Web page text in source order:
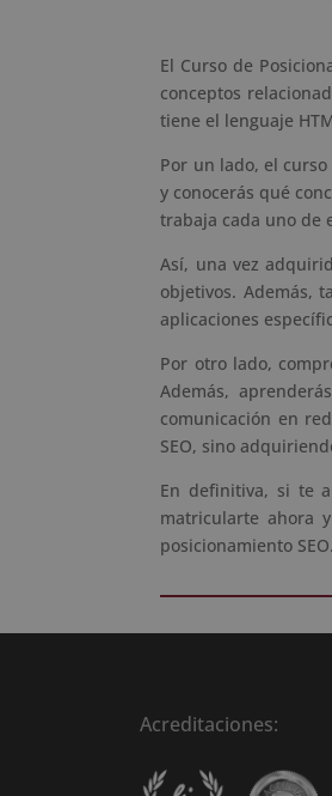
El Curso de
conceptos
tiene el lenguaje
Por un lado, el
y conocerás qué
trabaja cada uno de
Así, una vez
objetivos. Además,
aplicaciones
Por otro lado,
Además,
comunicación en
SEO, sino
En definitiva, si te
matricularte ahora
posicionamiento SEO.
Acreditaciones: